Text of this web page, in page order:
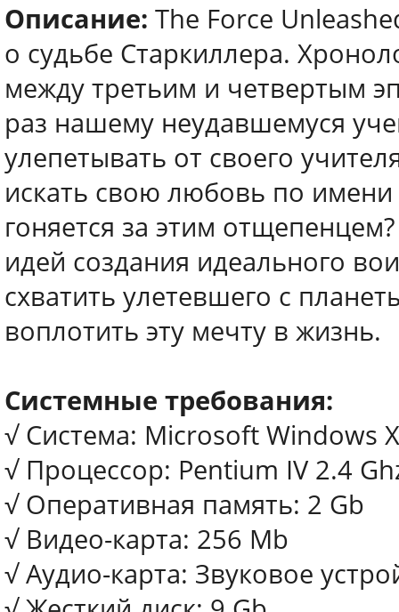
Описание: The Force
о судьбе Старкиллера.
между третьим и четвертым
раз нашему неудавшемуся
улепетывать от своего
искать свою любовь по
гоняется за этим
идей создания идеального
схватить улетевшего с
воплотить эту мечту в жизнь.
Системные требования:
√ Система: Microsoft Windows
√ Процессор: Pentium IV 2.4
√ Оперативная память: 2 Gb
√ Видео-карта: 256 Mb
√ Аудио-карта: Звуковое